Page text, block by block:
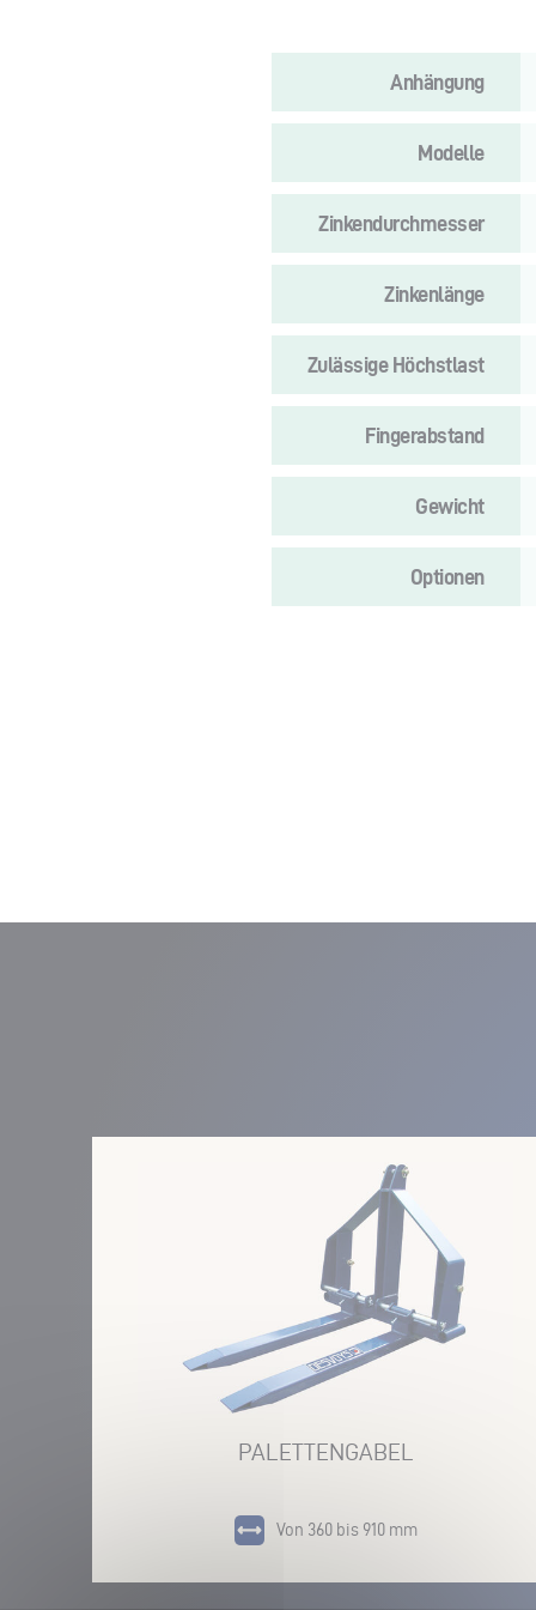
Anhängung
Modelle
Zinkendurchmesser
Zinkenlänge
Zulässige Höchstlast
Fingerabstand
Gewicht
Optionen
PALETTENGABEL
Von 360 bis 910 mm